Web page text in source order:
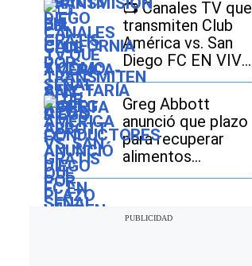
📺 Canales TV que
transmiten Club
América vs. San
Diego FC EN VIVO
EN GRATIS por la
Leagues Cup 2026
Greg Abbott
anunció que plazo
para recuperar
alimentos
perdidos por
12 de agosto: